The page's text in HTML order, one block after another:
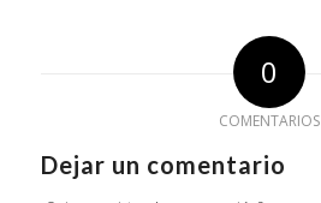
0
COMENTARIOS
Dejar un comentario